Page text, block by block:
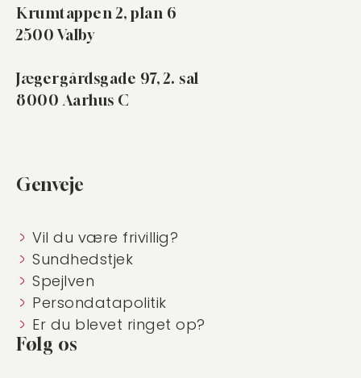
Krumtappen 2, plan 6
2500 Valby
Jægergårdsgade 97, 2. sal
8000 Aarhus C
Genveje
Vil du være frivillig?
Sundhedstjek
Spejlven
Persondatapolitik
Er du blevet ringet op?
Følg os